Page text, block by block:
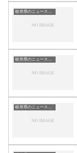
岐阜県のニュース一覧
岐阜県のニュース一覧
岐阜県のニュース一覧